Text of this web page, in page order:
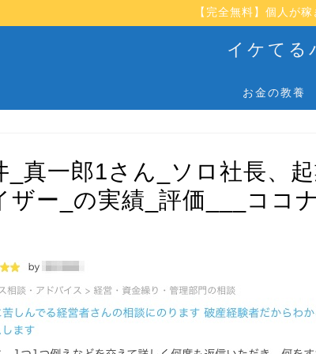
【完全無料】個人が
イケてる
お金の教養
_真一郎1さん_ソロ社長、
ザー_の実績_評価___ココ